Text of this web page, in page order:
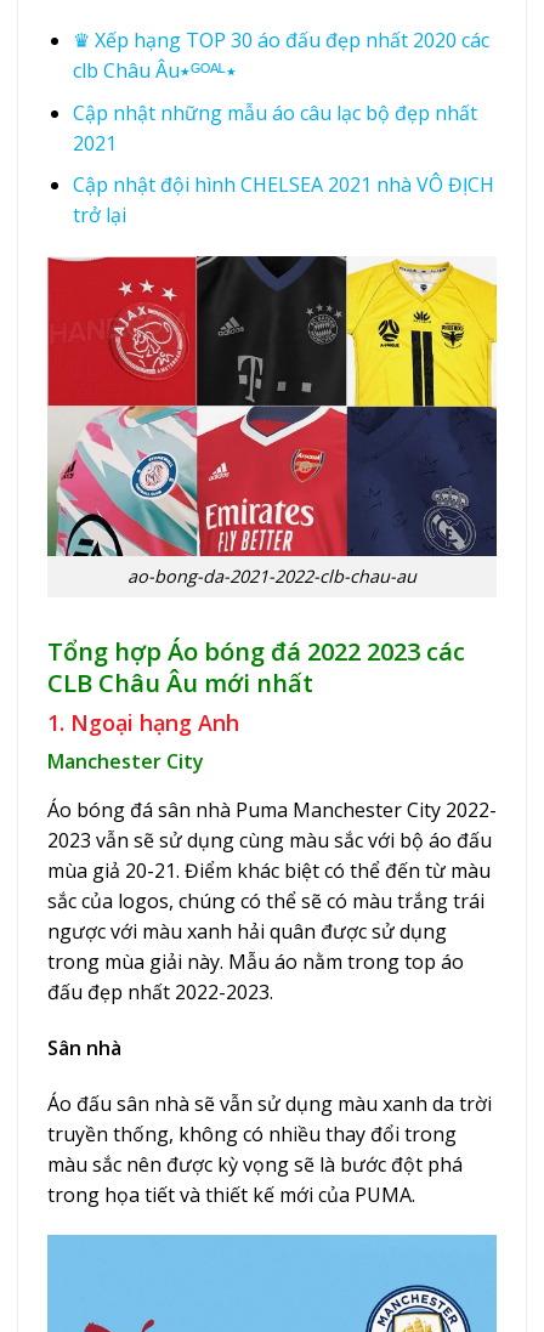
♛ Xếp hạng TOP 30 áo đấu đẹp nhất 2020 các
clb Châu Âu٭ᴳᴼᴬᴸ٭
Cập nhật những mẫu áo câu lạc bộ đẹp nhất
2021
Cập nhật đội hình CHELSEA 2021 nhà VÔ ĐỊCH
trở lại
ao-bong-da-2021-2022-clb-chau-au
Tổng hợp Áo bóng đá 2022 2023 các
CLB Châu Âu mới nhất
1. Ngoại hạng Anh
Manchester City
Áo bóng đá sân nhà Puma Manchester City 2022-
2023 vẫn sẽ sử dụng cùng màu sắc với bộ áo đấu
mùa giả 20-21. Điểm khác biệt có thể đến từ màu
sắc của logos, chúng có thể sẽ có màu trắng trái
ngược với màu xanh hải quân được sử dụng
trong mùa giải này. Mẫu áo nằm trong top áo
đấu đẹp nhất 2022-2023.
Sân nhà
Áo đấu sân nhà sẽ vẫn sử dụng màu xanh da trời
truyền thống, không có nhiều thay đổi trong
màu sắc nên được kỳ vọng sẽ là bước đột phá
trong họa tiết và thiết kế mới của PUMA.